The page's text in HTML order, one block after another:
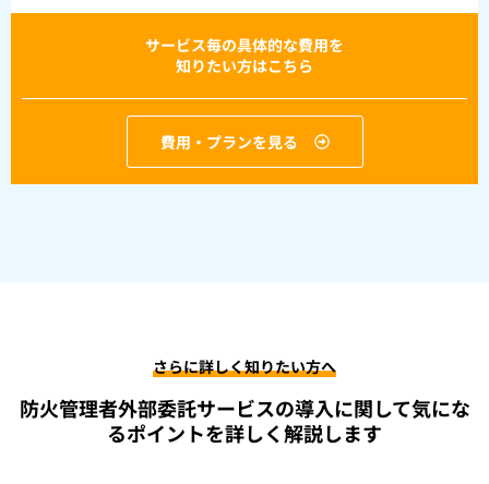
サービス毎の具体的な費用を
知りたい方はこちら
費用・プランを見る
さらに詳しく知りたい方へ
防火管理者外部委託サービスの導入に関して気にな
るポイントを詳しく解説します